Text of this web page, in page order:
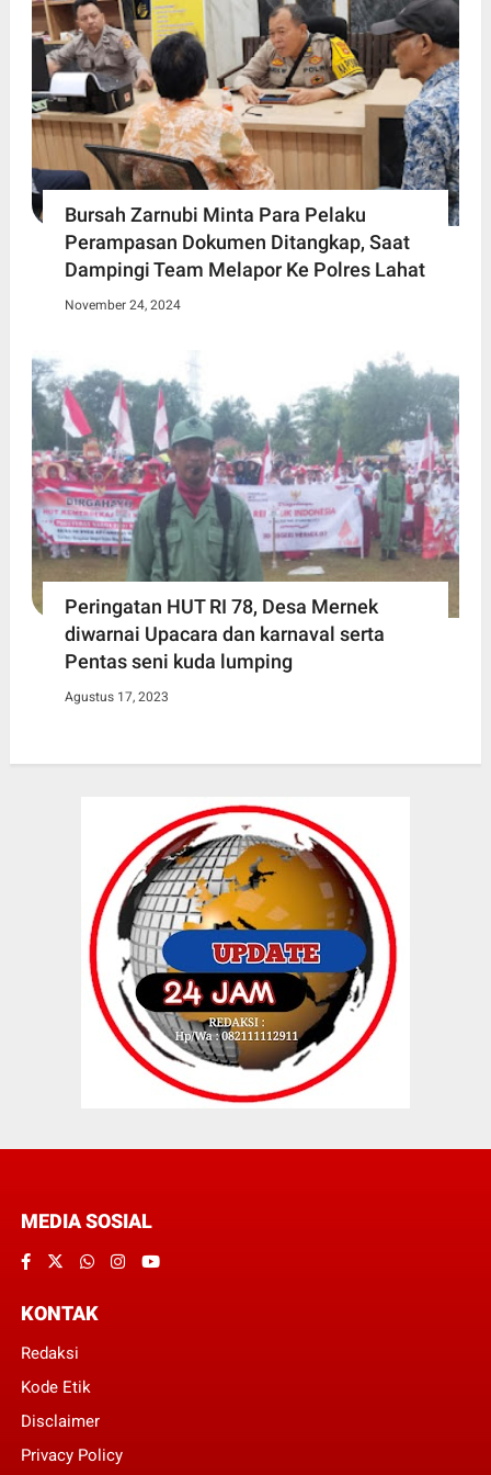
Bursah Zarnubi Minta Para Pelaku
Perampasan Dokumen Ditangkap, Saat
Dampingi Team Melapor Ke Polres Lahat
November 24, 2024
Peringatan HUT RI 78, Desa Mernek
diwarnai Upacara dan karnaval serta
Pentas seni kuda lumping
Agustus 17, 2023
MEDIA SOSIAL
KONTAK
Redaksi
Kode Etik
Disclaimer
Privacy Policy